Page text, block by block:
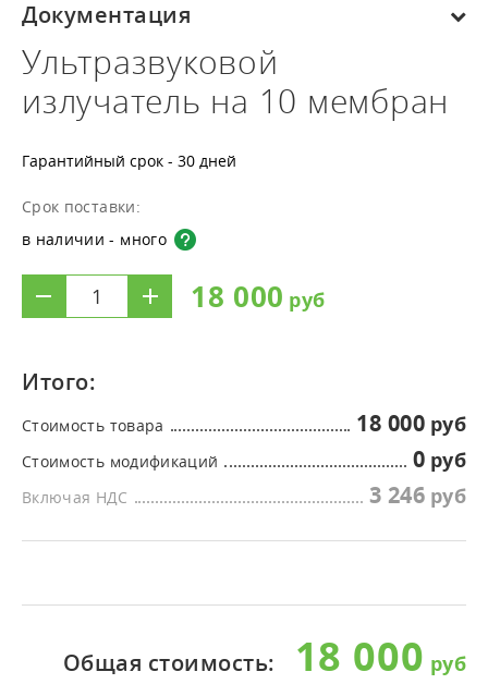
Документация
Ультразвуковой
излучатель на 10 мембран
Гарантийный срок - 30 дней
Срок поставки:
в наличии - много
18 000
Итого:
Стоимость товара 18 000
Стоимость модификаций 0
Включая НДС 3 246
Общая стоимость: 18 000